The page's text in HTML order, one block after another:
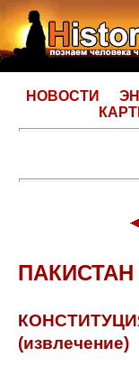
НОВОСТИ
ПАКИСТАН
(извлечение)